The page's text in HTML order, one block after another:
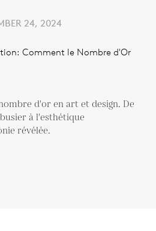
24, 2024
Comment le Nombre d'Or
d'or en art et design. De
à l'esthétique
révélée.